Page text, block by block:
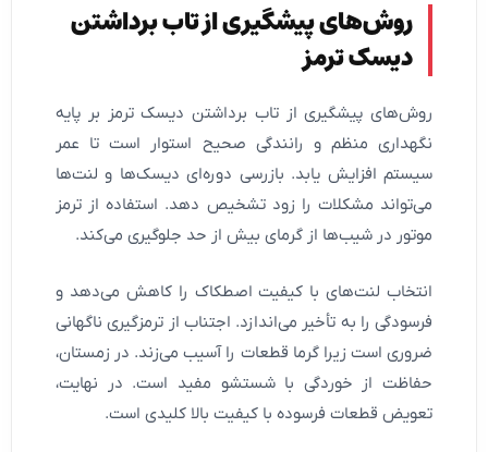
روش‌های پیشگیری از تاب برداشتن
دیسک ترمز
روش‌های پیشگیری از تاب برداشتن دیسک ترمز بر پایه
نگهداری منظم و رانندگی صحیح استوار است تا عمر
سیستم افزایش یابد. بازرسی دوره‌ای دیسک‌ها و لنت‌ها
می‌تواند مشکلات را زود تشخیص دهد. استفاده از ترمز
موتور در شیب‌ها از گرمای بیش از حد جلوگیری می‌کند.
انتخاب لنت‌های با کیفیت اصطکاک را کاهش می‌دهد و
فرسودگی را به تأخیر می‌اندازد. اجتناب از ترمزگیری ناگهانی
ضروری است زیرا گرما قطعات را آسیب می‌زند. در زمستان،
حفاظت از خوردگی با شستشو مفید است. در نهایت،
تعویض قطعات فرسوده با کیفیت بالا کلیدی است.